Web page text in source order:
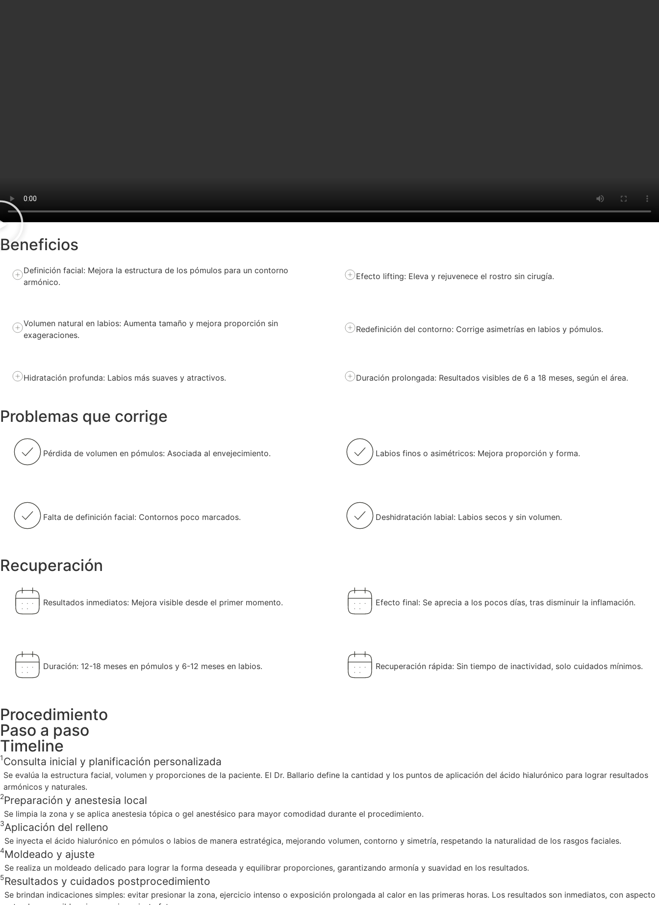
Beneficios
Definición facial: Mejora la estructura de los pómulos para un contorno
armónico.
Efecto lifting: Eleva y rejuvenece el rostro sin cirugía.
Volumen natural en labios: Aumenta tamaño y mejora proporción sin
exageraciones.
Redefinición del contorno: Corrige asimetrías en labios y pómulos.
Hidratación profunda: Labios más suaves y atractivos. Duración prolongada: Resultados visibles de 6 a 18 meses, según el área.
Problemas que corrige
Pérdida de volumen en pómulos: Asociada al envejecimiento. Labios finos o asimétricos: Mejora proporción y forma.
Falta de definición facial: Contornos poco marcados. Deshidratación labial: Labios secos y sin volumen.
Recuperación
Resultados inmediatos: Mejora visible desde el primer momento. Efecto final: Se aprecia a los pocos días, tras disminuir la inflamación.
Duración: 12-18 meses en pómulos y 6-12 meses en labios. Recuperación rápida: Sin tiempo de inactividad, solo cuidados mínimos.
Procedimiento
Paso a paso
Timeline
Consulta inicial y planificación personalizada
Se evalúa la estructura facial, volumen y proporciones de la paciente. El Dr. Ballario define la cantidad y los puntos de aplicación del ácido hialurónico para lograr resultados
armónicos y naturales.
1
Preparación y anestesia local
Se limpia la zona y se aplica anestesia tópica o gel anestésico para mayor comodidad durante el procedimiento.
2
Aplicación del relleno
Se inyecta el ácido hialurónico en pómulos o labios de manera estratégica, mejorando volumen, contorno y simetría, respetando la naturalidad de los rasgos faciales.
3
Moldeado y ajuste
Se realiza un moldeado delicado para lograr la forma deseada y equilibrar proporciones, garantizando armonía y suavidad en los resultados.
4
Resultados y cuidados postprocedimiento
Se brindan indicaciones simples: evitar presionar la zona, ejercicio intenso o exposición prolongada al calor en las primeras horas. Los resultados son inmediatos, con aspecto
5